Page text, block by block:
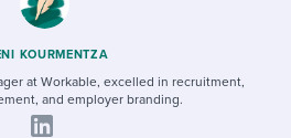
KOURMENTZA
at Workable, excelled in recruitment,
and employer branding.